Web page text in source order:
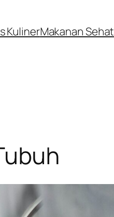
KulinerMakanan Sehat